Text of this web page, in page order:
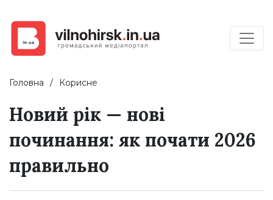
Головна Корисне
Новий рік — нові
починання: як почати 2026
правильно